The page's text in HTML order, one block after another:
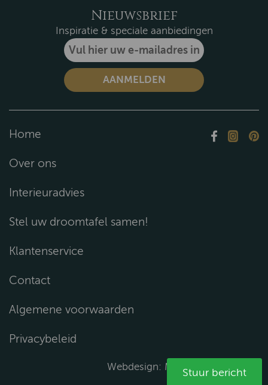
Nieuwsbrief
Inspiratie & speciale aanbiedingen
Home
Over ons
Interieuradvies
Stel uw droomtafel samen!
Klantenservice
Contact
Algemene voorwaarden
Privacybeleid
Webdesign: Media Solutions B.V.
Stuur bericht